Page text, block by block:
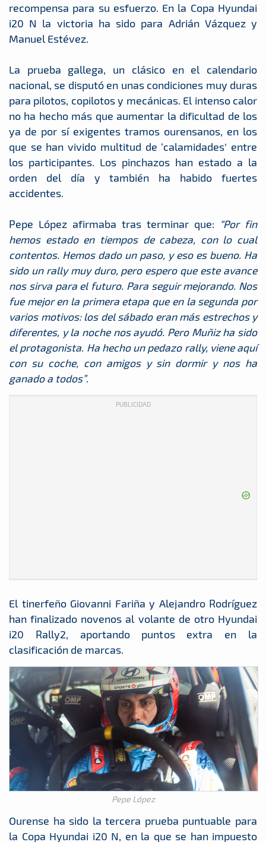
recompensa para su esfuerzo. En la Copa Hyundai
i20 N la victoria ha sido para Adrián Vázquez y
Manuel Estévez.
La prueba gallega, un clásico en el calendario
nacional, se disputó en unas condiciones muy duras
para pilotos, copilotos y mecánicas. El intenso calor
no ha hecho más que aumentar la dificultad de los
ya de por sí exigentes tramos ourensanos, en los
que se han vivido multitud de ‘calamidades’ entre
los participantes. Los pinchazos han estado a la
orden del día y también ha habido fuertes
accidentes.
Pepe López afirmaba tras terminar que: “Por fin
hemos estado en tiempos de cabeza, con lo cual
contentos. Hemos dado un paso, y eso es bueno. Ha
sido un rally muy duro, pero espero que este avance
nos sirva para el futuro. Para seguir mejorando. Nos
fue mejor en la primera etapa que en la segunda por
varios motivos: los del sábado eran más estrechos y
diferentes, y la noche nos ayudó. Pero Muñiz ha sido
el protagonista. Ha hecho un pedazo rally, viene aquí
con su coche, con amigos y sin dormir y nos ha
ganado a todos”.
PUBLICIDAD
El tinerfeño Giovanni Fariña y Alejandro Rodríguez
han finalizado novenos al volante de otro Hyundai
i20 Rally2, aportando puntos extra en la
clasificación de marcas.
Pepe López
Ourense ha sido la tercera prueba puntuable para
la Copa Hyundai i20 N, en la que se han impuesto